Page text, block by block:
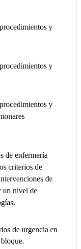
y
y
y
de enfermería
criterios de
de
un nivel de
de urgencia en